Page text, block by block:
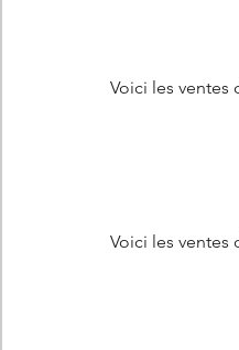
Voici les ventes
Voici les ventes